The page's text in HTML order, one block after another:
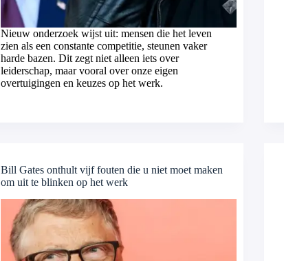
Nieuw onderzoek wijst uit: mensen die het leven
zien als een constante competitie, steunen vaker
harde bazen. Dit zegt niet alleen iets over
leiderschap, maar vooral over onze eigen
overtuigingen en keuzes op het werk.
Bill Gates onthult vijf fouten die u niet moet maken
om uit te blinken op het werk